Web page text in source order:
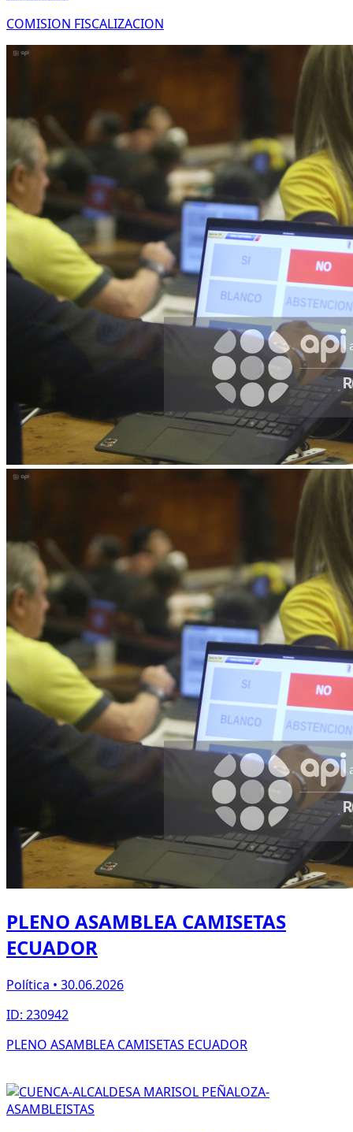
COMISION FISCALIZACION
PLENO ASAMBLEA CAMISETAS
ECUADOR
Política • 30.06.2026
ID: 230942
PLENO ASAMBLEA CAMISETAS ECUADOR